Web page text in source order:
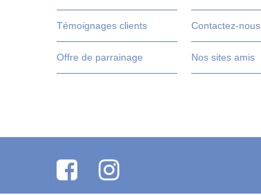
Témoignages clients Contactez-nous
Offre de parrainage Nos sites amis